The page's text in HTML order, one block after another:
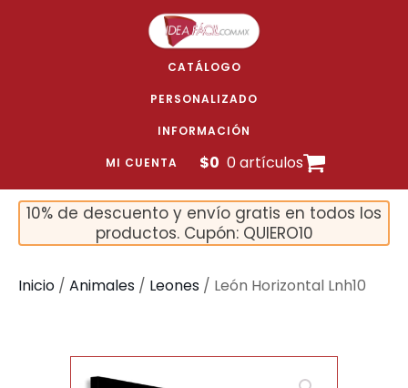
CATÁLOGO
PERSONALIZADO
INFORMACIÓN
MI CUENTA $0 0 artículos
10% de descuento y envío gratis en todos los
productos. Cupón: QUIERO10
Inicio / Animales / Leones / León Horizontal Lnh10